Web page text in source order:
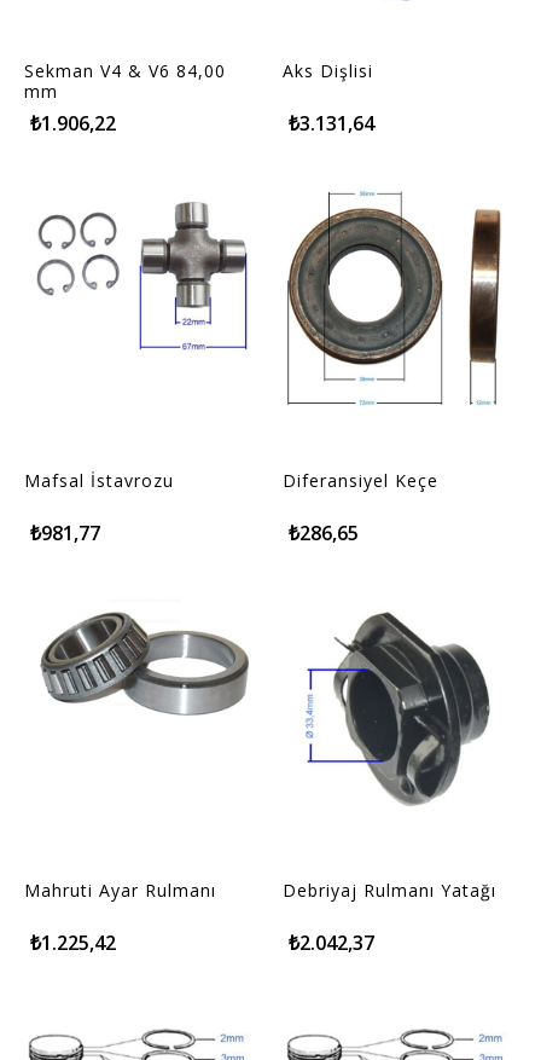
Sekman V4 & V6 84,00
mm
₺1.906,22
Aks Dişlisi
₺3.131,64
Mafsal İstavrozu
₺981,77
Diferansiyel Keçe
₺286,65
Mahruti Ayar Rulmanı
₺1.225,42
Debriyaj Rulmanı Yatağı
₺2.042,37